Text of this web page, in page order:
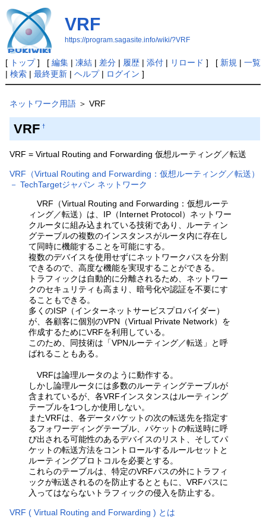
VRF
https://program.sagasite.info/wiki/?VRF
[ トップ] [ 編集| 凍結| 差分| 履歴| 添付| リロード ] [ 新規 | 一覧
| 検索| 最終更新| ヘルプ| ログイン ]
ネットワーク用語 ＞ VRF
VRF †
VRF = Virtual Routing and Forwarding 仮想ルーティング／転送
VRF（Virtual Routing and Forwarding：仮想ルーティング／転送）
－ TechTargetジャパン ネットワーク
VRF（Virtual Routing and Forwarding：仮想ルーテ
ィング／転送）は、IP（Internet Protocol）ネットワー
クルータに組み込まれている技術であり、ルーティン
グテーブルの複数のインスタンスがルータ内に存在し
て同時に機能することを可能にする。
複数のデバイスを使用せずにネットワークパスを分割
できるので、高度な機能を実現することができる。
トラフィックは自動的に分離されるため、ネットワー
クのセキュリティも高まり、暗号化や認証を不要にす
ることもできる。
多くのISP（インターネットサービスプロバイダー）
が、各顧客に個別のVPN（Virtual Private Network）を
作成するためにVRFを利用している。
このため、同技術は「VPNルーティング／転送」と呼
ばれることもある。
VRFは論理ルータのように動作する。
しかし論理ルータには多数のルーティングテーブルが
含まれているが、各VRFインスタンスはルーティング
テーブルを1つしか使用しない。
またVRFは、各データパケットの次の転送先を指定す
るフォワーディングテーブル、パケットの転送時に呼
び出される可能性のあるデバイスのリスト、そしてパ
ケットの転送方法をコントロールするルールセットと
ルーティングプロトコルを必要とする。
これらのテーブルは、特定のVRFパスの外にトラフィ
ックが転送されるのを防止するとともに、VRFパスに
入ってはならないトラフィックの侵入を防止する。
VRF ( Virtual Routing and Forwarding ) とは